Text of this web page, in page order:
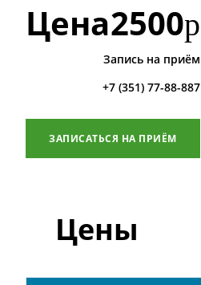
Цена2500р
Запись на приём
+7 (351) 77-88-887
ЗАПИСАТЬСЯ НА ПРИЁМ
Цены